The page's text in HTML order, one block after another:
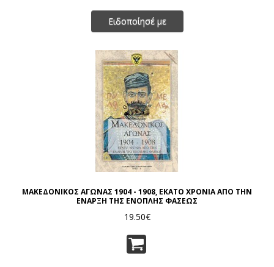
Ειδοποίησέ με
ΜΑΚΕΔΟΝΙΚΟΣ ΑΓΩΝΑΣ 1904 - 1908, ΕΚΑΤΟ ΧΡΟΝΙΑ ΑΠΟ ΤΗΝ
ΕΝΑΡΞΗ ΤΗΣ ΕΝΟΠΛΗΣ ΦΑΣΕΩΣ
19.50€